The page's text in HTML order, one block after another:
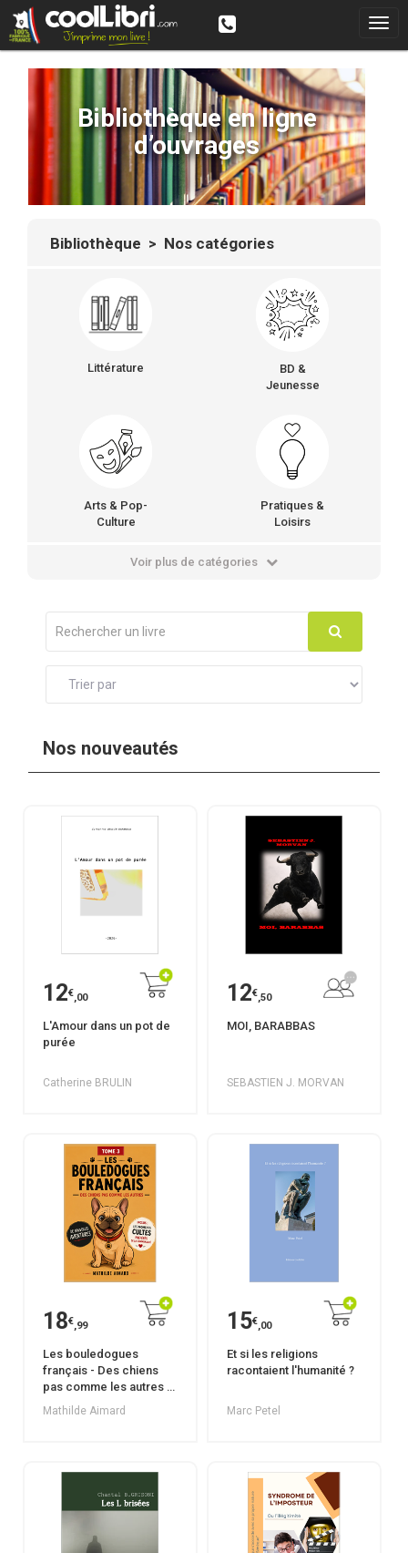
Bibliothèque en ligne
d’ouvrages
Bibliothèque > Nos catégories
Littérature
BD &
Jeunesse
Arts & Pop-
Culture
Pratiques &
Loisirs
Voir plus de catégories
Nos nouveautés
12€,00
L'Amour dans un pot de
purée
Catherine BRULIN
12€,50
MOI, BARABBAS
SEBASTIEN J. MORVAN
18€,99
Les bouledogues
français - Des chiens
pas comme les autres -
Tome 3
Mathilde Aimard
15€,00
Et si les religions
racontaient l'humanité ?
Marc Petel